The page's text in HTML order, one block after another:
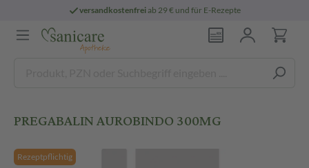
versandkostenfreiab 29 € und für E-Rezepte
PREGABALIN AUROBINDO 300MG
Rezeptpflichtig